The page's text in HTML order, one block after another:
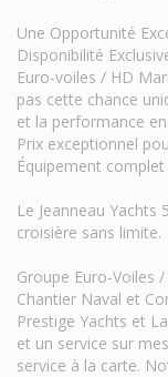
Une Opportunité
Disponibilité
Euro-voiles / HD
pas cette chance
et la performance
Prix exceptionnel
Équipement
Le Jeanneau
croisière sans limite.
Groupe Euro-Voiles
Chantier Naval et
Prestige Yachts et
et un service sur
service à la carte.